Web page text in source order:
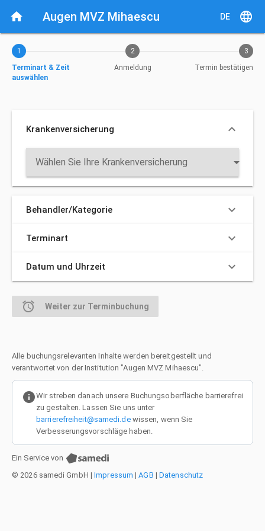
home Augen MVZ Mihaescu DE language
1
Terminart & Zeit
auswählen
2
Anmeldung
3
Termin bestätigen
Krankenversicherung keyboard_arrow_down
Wählen Sie Ihre Krankenversicherung arrow_drop_down
Behandler/Kategorie keyboard_arrow_down
Terminart keyboard_arrow_down
Datum und Uhrzeit keyboard_arrow_down
alarm Weiter zur Terminbuchung
Alle buchungsrelevanten Inhalte werden bereitgestellt und
verantwortet von der Institution "Augen MVZ Mihaescu".
infoWir streben danach unsere Buchungsoberfläche barrierefrei
zu gestalten. Lassen Sie uns unter
barrierefreiheit@samedi.dewissen, wenn Sie
Verbesserungsvorschläge haben.
Ein Service von
© 2026 samedi GmbH | Impressum | AGB | Datenschutz